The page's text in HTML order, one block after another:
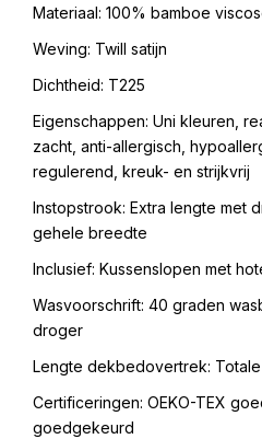
Materiaal: 100% bamboe
Weving: Twill satijn
Dichtheid: T225
Eigenschappen: Uni kleuren,
zacht, anti-allergisch,
regulerend, kreuk- en strijkvrij
Instopstrook: Extra lengte met
gehele breedte
Inclusief: Kussenslopen met
Wasvoorschrift: 40 graden
droger
Lengte dekbedovertrek:
Certificeringen: OEKO-TEX
goedgekeurd